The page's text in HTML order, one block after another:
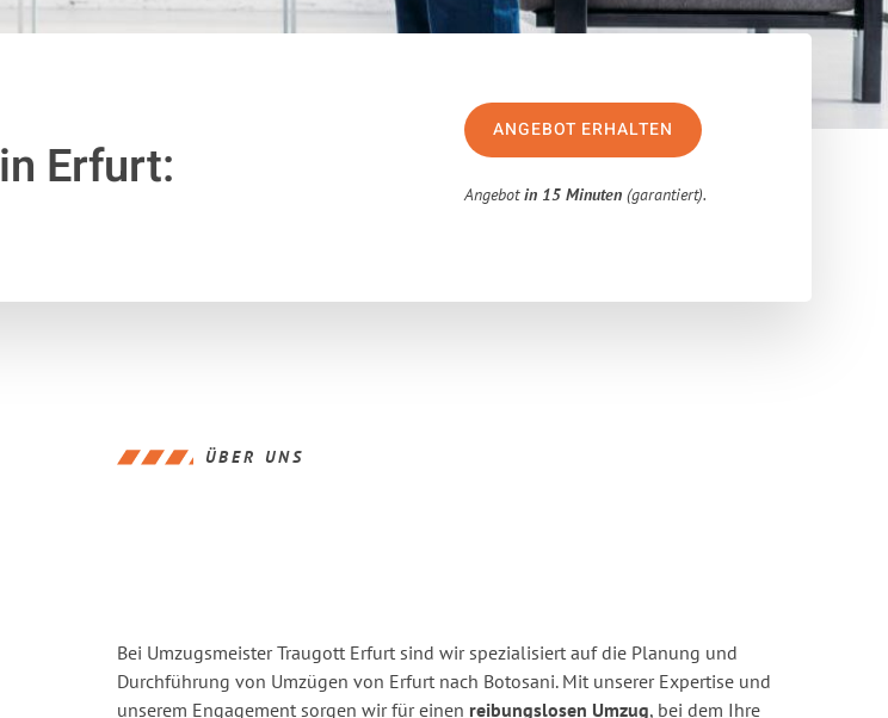
in Erfurt:
ANGEBOT ERHALTEN
Angebotin 15 Minuten (garantiert).
ÜBER UNS
Bei Umzugsmeister Traugott Erfurt sind wir spezialisiert auf die Planung und
Durchführung von Umzügen von Erfurt nach Botosani. Mit unserer Expertise und
unserem Engagement sorgen wir für einen reibungslosen Umzug, bei dem Ihre